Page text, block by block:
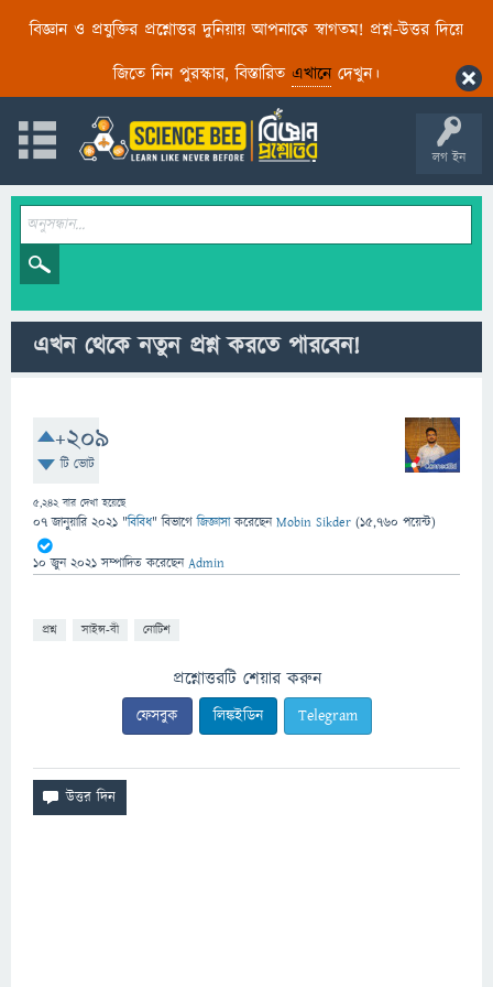
বিজ্ঞান ও প্রযুক্তির প্রশ্নোত্তর দুনিয়ায় আপনাকে স্বাগতম! প্রশ্ন-উত্তর দিয়ে
জিতে নিন পুরস্কার, বিস্তারিত এখানেদেখুন।
লগ ইন
এখন থেকে নতুন প্রশ্ন করতে পারবেন!
+209
টি ভোট
5,242বার দেখা হয়েছে
07 জানুয়ারি 2021 "বিবিধ" বিভাগে জিজ্ঞাসাকরেছেনMobin Sikder (15,760 পয়েন্ট)
10 জুন 2021 সম্পাদিত করেছেনAdmin
প্রশ্ন সাইন্স-বী নোটিশ
প্রশ্নোত্তরটি শেয়ার করুন
ফেসবুক লিঙ্কইডিন Telegram